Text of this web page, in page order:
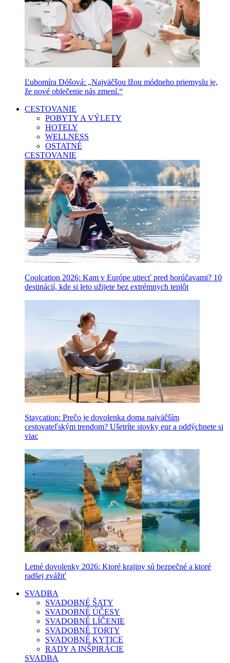
Ľubomíra Dóšová: „Najväčšou lžou módneho priemyslu je,
že nové oblečenie nás zmení.“
CESTOVANIE
POBYTY A VÝLETY
HOTELY
WELLNESS
OSTATNÉ
CESTOVANIE
Coolcation 2026: Kam v Európe utiecť pred horúčavami? 10
destinácií, kde si leto užijete bez extrémnych teplôt
Staycation: Prečo je dovolenka doma najväčším
cestovateľským trendom? Ušetríte stovky eur a oddýchnete si
viac
Letné dovolenky 2026: Ktoré krajiny sú bezpečné a ktoré
radšej zvážiť
SVADBA
SVADOBNÉ ŠATY
SVADOBNÉ ÚČESY
SVADOBNÉ LÍČENIE
SVADOBNÉ TORTY
SVADOBNÉ KYTICE
RADY A INŠPIRÁCIE
SVADBA